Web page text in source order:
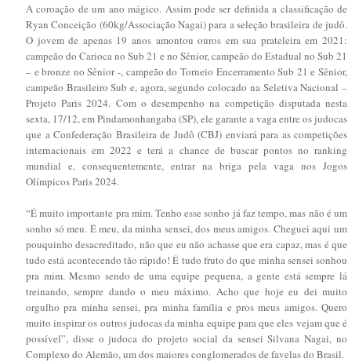
A coroação de um ano mágico. Assim pode ser definida a classificação de
Ryan Conceição (60kg/Associação Nagai) para a seleção brasileira de judô.
O jovem de apenas 19 anos amontou ouros em sua prateleira em 2021:
campeão do Carioca no Sub 21 e no Sênior, campeão do Estadual no Sub 21
– e bronze no Sênior -, campeão do Torneio Encerramento Sub 21 e Sênior,
campeão Brasileiro Sub e, agora, segundo colocado na Seletiva Nacional –
Projeto Paris 2024. Com o desempenho na competição disputada nesta
sexta, 17/12, em Pindamonhangaba (SP), ele garante a vaga entre os judocas
que a Confederação Brasileira de Judô (CBJ) enviará para as competições
internacionais em 2022 e terá a chance de buscar pontos no ranking
mundial e, consequentemente, entrar na briga pela vaga nos Jogos
Olímpicos Paris 2024.
“É muito importante pra mim. Tenho esse sonho já faz tempo, mas não é um
sonho só meu. É meu, da minha sensei, dos meus amigos. Cheguei aqui um
pouquinho desacreditado, não que eu não achasse que era capaz, mas é que
tudo está acontecendo tão rápido! É tudo fruto do que minha sensei sonhou
pra mim. Mesmo sendo de uma equipe pequena, a gente está sempre lá
treinando, sempre dando o meu máximo. Acho que hoje eu dei muito
orgulho pra minha sensei, pra minha família e pros meus amigos. Quero
muito inspirar os outros judocas da minha equipe para que eles vejam que é
possível”, disse o judoca do projeto social da sensei Silvana Nagai, no
Complexo do Alemão, um dos maiores conglomerados de favelas do Brasil.